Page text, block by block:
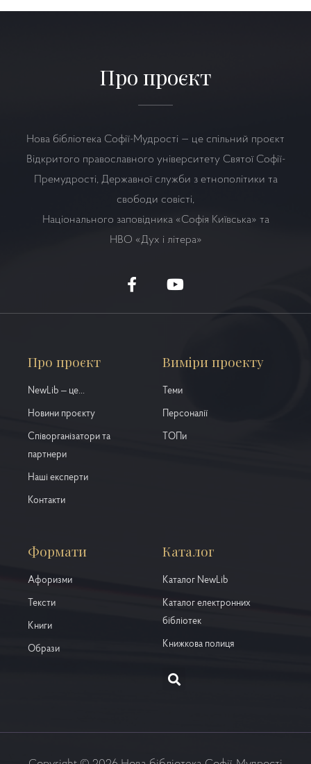
Про проєкт
Нова бібліотека Софії-Мудрості — це спільний проєкт
Відкритого православного університету Святої Софії-
Премудрості, Державної служби з етнополітики та
свободи совісті,
Національного заповідника «Софія Київська» та
НВО «Дух і літера»
Про проєкт
NewLib – це...
Новини проєкту
Співорганізатори та
партнери
Наші експерти
Контакти
Виміри проекту
Теми
Персоналії
ТОПи
Формати
Афоризми
Тексти
Книги
Образи
Каталог
Каталог NewLib
Каталог електронних
бібліотек
Книжкова полиця